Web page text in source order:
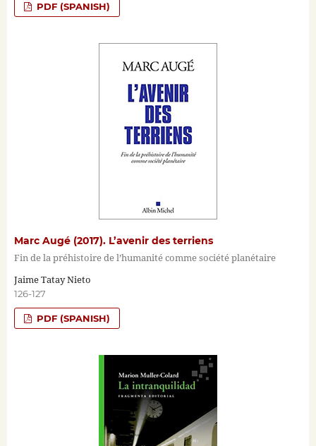
PDF (SPANISH)
Marc Augé (2017). L’avenir des terriens
Fin de la préhistoire de l’humanité comme société planétaire
Jaime Tatay Nieto
126-127
PDF (SPANISH)